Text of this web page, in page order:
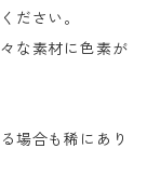
ださい。
な素材に色素が
場合も稀にあり